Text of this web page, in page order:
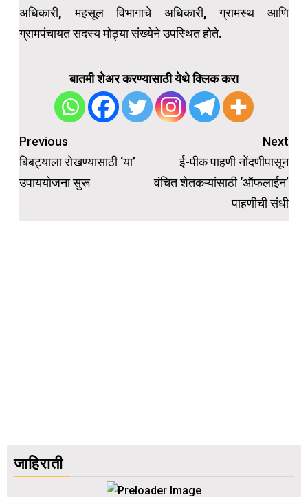
अधिकारी, महसूल विभागाचे अधिकारी, ग्रामस्थ आणि
ग्रामपंचायत सदस्य मोठ्या संख्येने उपस्थित होते.
बातमी शेअर करण्यासाठी येथे क्लिक करा
Post
navigation
Previous
बिबट्याला रोखण्यासाठी ‘या’
उपाययोजना सुरू
Next
ई-पीक पाहणी नोंदणीपासून
वंचित शेतकऱ्यांसाठी ‘ऑफलाईन’
पाहणीची संधी
जाहिराती